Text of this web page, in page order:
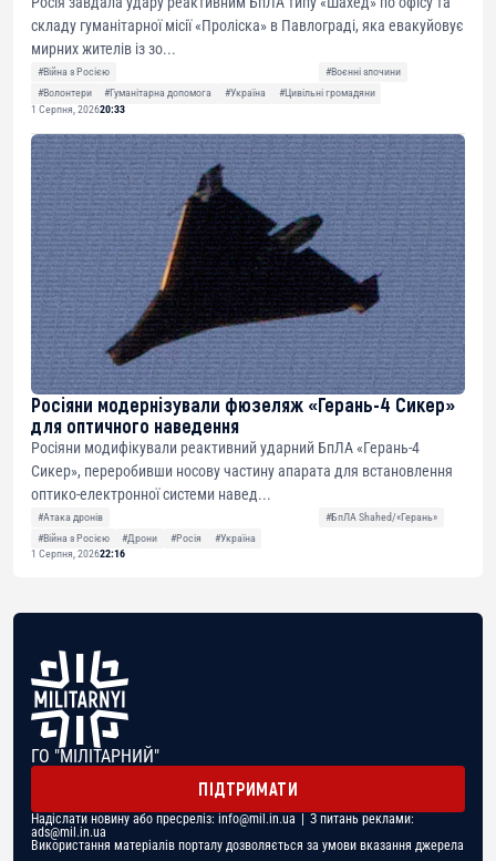
складу гуманітарної місії «Проліска» в Павлограді, яка евакуйовує
мирних жителів із зо...
#Війна з Росією
#Воєнні злочини
#Волонтери
#Гуманітарна допомога #Україна
#Цивільні громадяни
1 Серпня, 202620:33
Росіяни модернізували фюзеляж «Герань-4 Сикер»
для оптичного наведення
Росіяни модифікували реактивний ударний БпЛА «Герань-4
Сикер», переробивши носову частину апарата для встановлення
оптико-електронної системи навед...
#Атака дронів
#БпЛА Shahed/«Герань»
#Війна з Росією
#Дрони #Росія
#Україна
1 Серпня, 202622:16
ГО "МІЛІТАРНИЙ"
ПІДТРИМАТИ
Надіслати новину або пресреліз: info@mil.in.ua | З питань реклами:
ads@mil.in.ua
Використання матеріалів порталу дозволяється за умови вказання джерела